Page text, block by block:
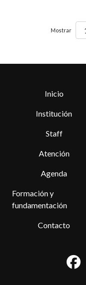
Mostrar
Inicio
Institución
Staff
Atención
Agenda
Formación y
fundamentación
Contacto